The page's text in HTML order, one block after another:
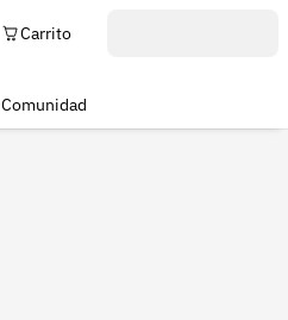
Carrito
Comunidad